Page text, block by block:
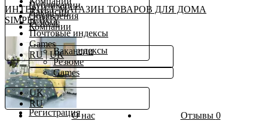
Вакансии
Резюме
Почтовые индексы
Games
RU|UK
Публикации
Объявления
Компании
Работаβ
Вакансии
Резюме
Почтовые индексы
Еще
Games
ru
UK
RU
Вход
Регистрация
ИНТЕРНЕТ-МАГАЗИН ТОВАРОВ ДЛЯ ДОМА
SIMPLEBUY
О нас Отзывы 0